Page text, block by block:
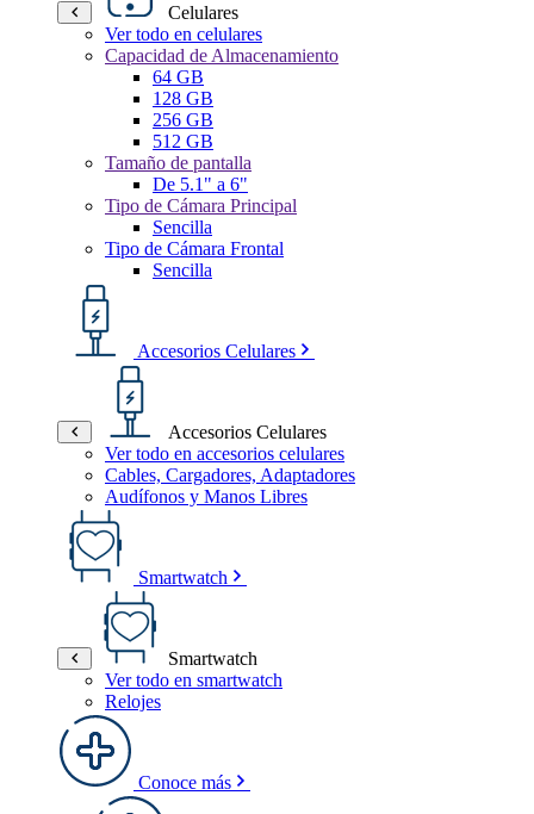
Celulares
Ver todo en celulares
Capacidad de Almacenamiento
64 GB
128 GB
256 GB
512 GB
Tamaño de pantalla
De 5.1" a 6"
Tipo de Cámara Principal
Sencilla
Tipo de Cámara Frontal
Sencilla
Accesorios Celulares
Accesorios Celulares
Ver todo en accesorios celulares
Cables, Cargadores, Adaptadores
Audífonos y Manos Libres
Smartwatch
Smartwatch
Ver todo en smartwatch
Relojes
Conoce más